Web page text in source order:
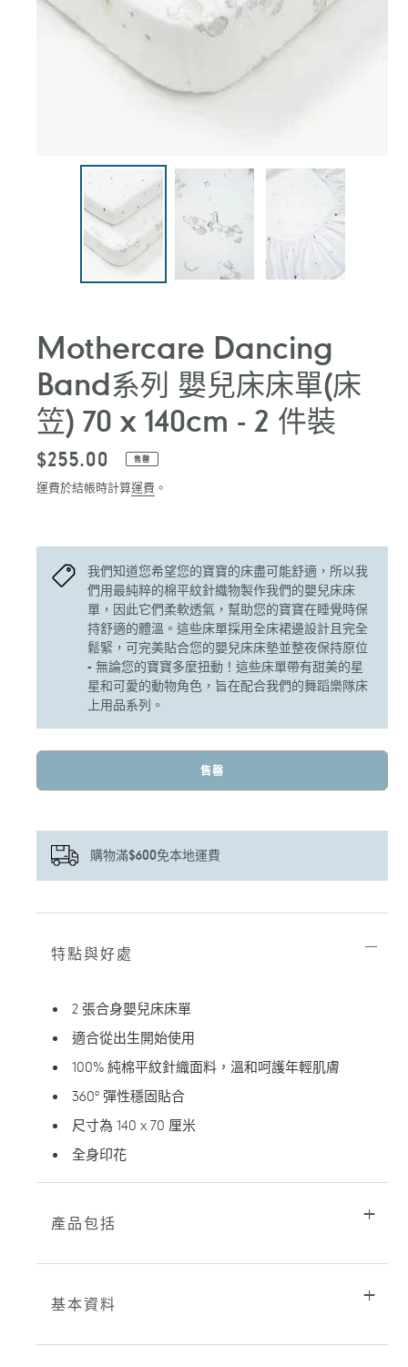
Mothercare Dancing
Band系列 嬰兒床床單(床
笠) 70 x 140cm - 2 件裝
定
價
$255.00 售罄
運費於結帳時計算運費 。
我們知道您希望您的寶寶的床盡可能舒適，所以我
們用最純粹的棉平紋針織物製作我們的嬰兒床床
單，因此它們柔軟透氣，幫助您的寶寶在睡覺時保
持舒適的體溫。這些床單採用全床裙邊設計且完全
鬆緊，可完美貼合您的嬰兒床床墊並整夜保持原位
- 無論您的寶寶多麼扭動！這些床單帶有甜美的星
星和可愛的動物角色，旨在配合我們的舞蹈樂隊床
上用品系列。
售罄
購物滿$600免本地運費
正
特點與好處
2 張合身嬰兒床床單
適合從出生開始使用
100% 純棉平紋針織面料，溫和呵護年輕肌膚
360° 彈性穩固貼合
尺寸為 140 x 70 厘米
全身印花
產品包括
基本資料